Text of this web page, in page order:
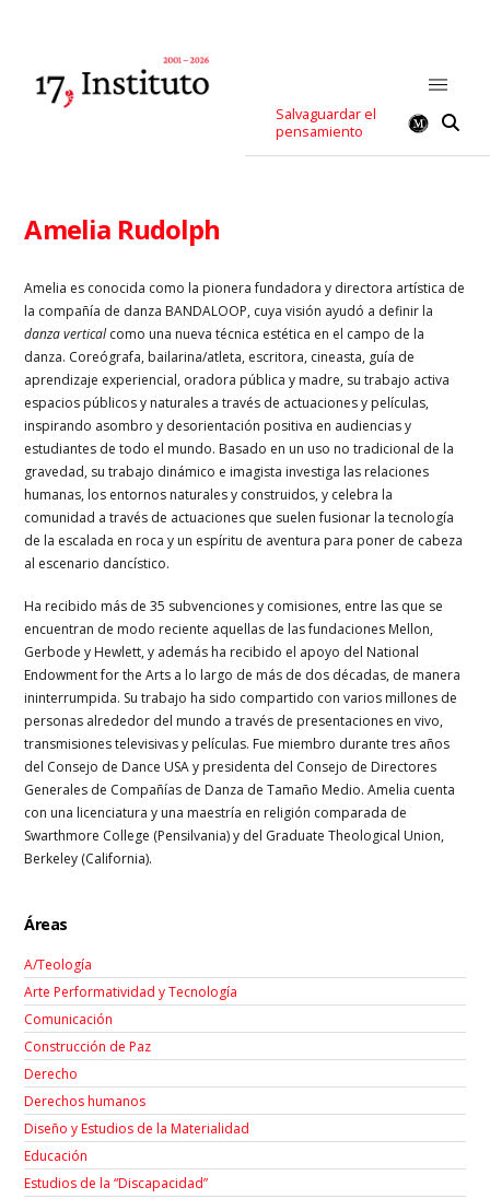
Salvaguardar el
pensamiento
Amelia Rudolph
Amelia es conocida como la pionera fundadora y directora artística de
la compañía de danza BANDALOOP, cuya visión ayudó a definir la
danza verticalcomo una nueva técnica estética en el campo de la
danza. Coreógrafa, bailarina/atleta, escritora, cineasta, guía de
aprendizaje experiencial, oradora pública y madre, su trabajo activa
espacios públicos y naturales a través de actuaciones y películas,
inspirando asombro y desorientación positiva en audiencias y
estudiantes de todo el mundo. Basado en un uso no tradicional de la
gravedad, su trabajo dinámico e imagista investiga las relaciones
humanas, los entornos naturales y construidos, y celebra la
comunidad a través de actuaciones que suelen fusionar la tecnología
de la escalada en roca y un espíritu de aventura para poner de cabeza
al escenario dancístico.
Ha recibido más de 35 subvenciones y comisiones, entre las que se
encuentran de modo reciente aquellas de las fundaciones Mellon,
Gerbode y Hewlett, y además ha recibido el apoyo del National
Endowment for the Arts a lo largo de más de dos décadas, de manera
ininterrumpida. Su trabajo ha sido compartido con varios millones de
personas alrededor del mundo a través de presentaciones en vivo,
transmisiones televisivas y películas. Fue miembro durante tres años
del Consejo de Dance USA y presidenta del Consejo de Directores
Generales de Compañías de Danza de Tamaño Medio. Amelia cuenta
con una licenciatura y una maestría en religión comparada de
Swarthmore College (Pensilvania) y del Graduate Theological Union,
Berkeley (California).
Áreas
A/Teología
Arte Performatividad y Tecnología
Comunicación
Construcción de Paz
Derecho
Derechos humanos
Diseño y Estudios de la Materialidad
Educación
Estudios de la “Discapacidad”